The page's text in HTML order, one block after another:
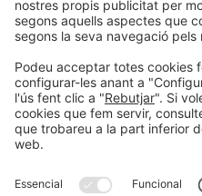
LLegir més
Informació generalAvís legal